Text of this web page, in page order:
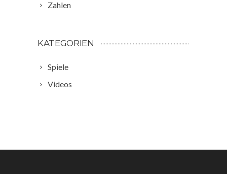
Zahlen
KATEGORIEN
Spiele
Videos